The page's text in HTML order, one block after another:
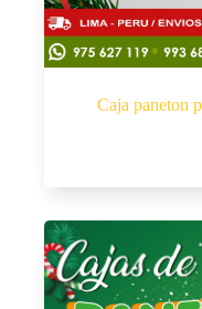
Caja paneton